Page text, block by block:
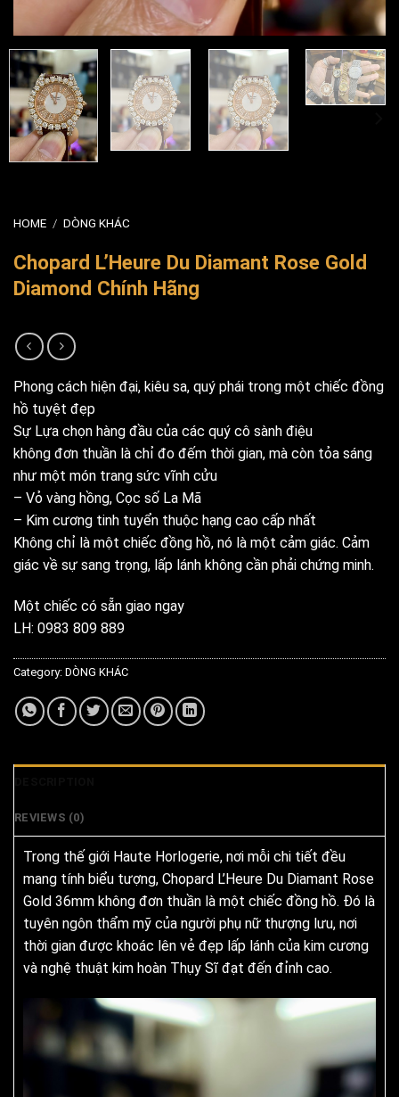
HOME / DÒNG KHÁC
Chopard L’Heure Du Diamant Rose Gold
Diamond Chính Hãng
Phong cách hiện đại, kiêu sa, quý phái trong một chiếc đồng
hồ tuyệt đẹp
Sự Lựa chọn hàng đầu của các quý cô sành điệu
không đơn thuần là chỉ đo đếm thời gian, mà còn tỏa sáng
như một món trang sức vĩnh cửu
– Vỏ vàng hồng, Cọc số La Mã
– Kim cương tinh tuyển thuộc hạng cao cấp nhất
Không chỉ là một chiếc đồng hồ, nó là một cảm giác. Cảm
giác về sự sang trọng, lấp lánh không cần phải chứng minh.
Một chiếc có sẵn giao ngay
LH: 0983 809 889
Category: DÒNG KHÁC
REVIEWS (0)
Trong thế giới Haute Horlogerie, nơi mỗi chi tiết đều
mang tính biểu tượng, Chopard L’Heure Du Diamant Rose
Gold 36mm không đơn thuần là một chiếc đồng hồ. Đó là
tuyên ngôn thẩm mỹ của người phụ nữ thượng lưu, nơi
thời gian được khoác lên vẻ đẹp lấp lánh của kim cương
và nghệ thuật kim hoàn Thụy Sĩ đạt đến đỉnh cao.